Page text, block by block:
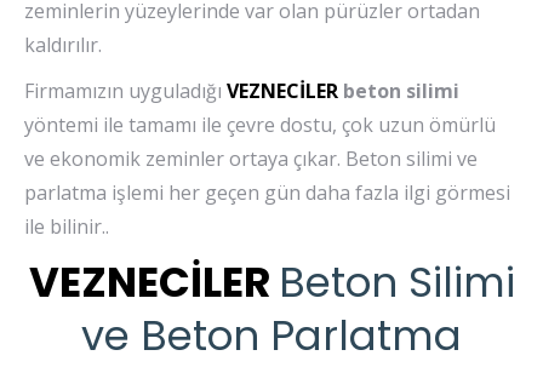
zeminlerin yüzeylerinde var olan pürüzler ortadan
kaldırılır.
Firmamızın uyguladığı VEZNECİLER beton silimi
yöntemi ile tamamı ile çevre dostu, çok uzun ömürlü
ve ekonomik zeminler ortaya çıkar. Beton silimi ve
parlatma işlemi her geçen gün daha fazla ilgi görmesi
ile bilinir..
VEZNECİLER Beton Silimi
ve Beton Parlatma